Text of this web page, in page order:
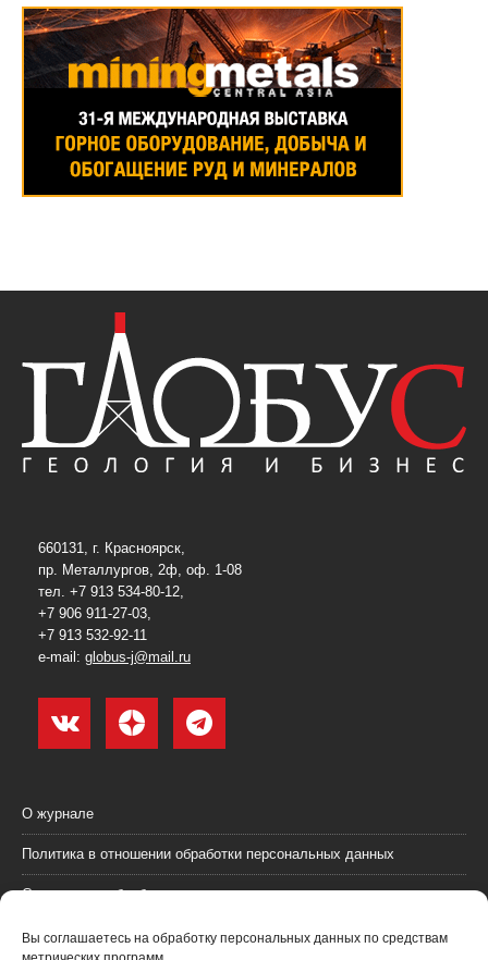
Вы соглашаетесь на обработку персональных данных по средствам
660131, г. Красноярск,
пр. Металлургов, 2ф, оф. 1-08
тел. +7 913 534-80-12,
+7 906 911-27-03,
+7 913 532-92-11
e-mail: globus-j@mail.ru
О журнале
Политика в отношении обработки персональных данных
Согласие на обработку персональных данных
Пользовательское соглашение (оферта)